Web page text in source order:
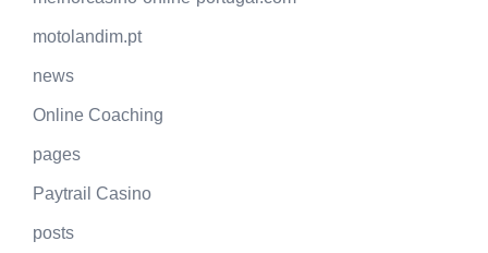
motolandim.pt
news
Online Coaching
pages
Paytrail Casino
posts